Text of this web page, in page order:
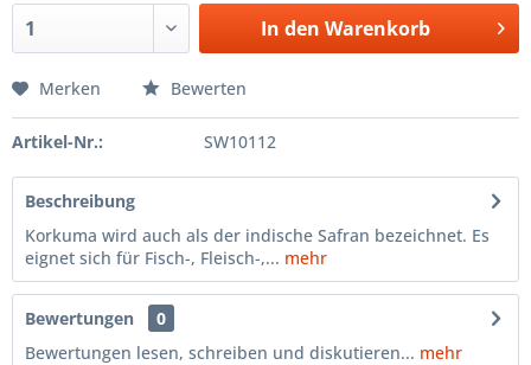
In den Warenkorb
Merken Bewerten
Artikel-Nr.: SW10112
Beschreibung
Korkuma wird auch als der indische Safran bezeichnet. Es
eignet sich für Fisch-, Fleisch-,... mehr
Bewertungen
0
Bewertungen lesen, schreiben und diskutieren... mehr